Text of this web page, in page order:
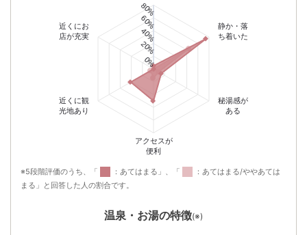
0%
20%
40%
60%
80%
静か・落
ち着いた
秘湯感が
ある
アクセスが
便利
近くに観
光地あり
近くにお
店が充実
※5段階評価のうち、「 ：あてはまる」、「
：あてはまる/ややあては
まる」と回答した人の割合です。
温泉・お湯の特徴(※)